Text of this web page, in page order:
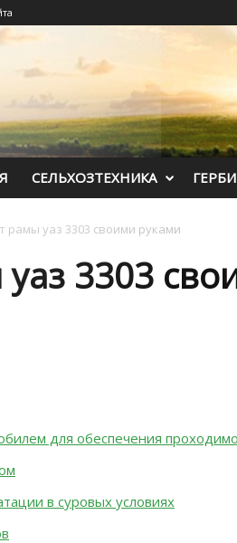
СЕЛЬХОЗТЕХНИКА
рамы уаз 3303 своими руками
3303
для обеспечения
в суровых условиях